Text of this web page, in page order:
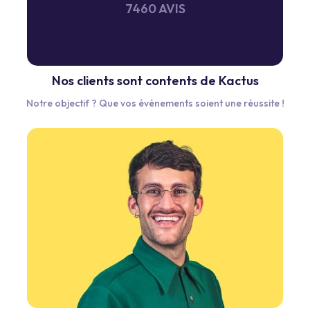
7460 AVIS
Nos clients sont contents de Kactus
Notre objectif ? Que vos événements soient une réussite !